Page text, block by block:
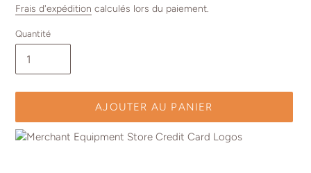
normal
Frais d'expédition calculés lors du paiement.
Quantité
AJOUTER AU PANIER